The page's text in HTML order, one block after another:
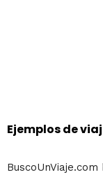
Ejemplos de